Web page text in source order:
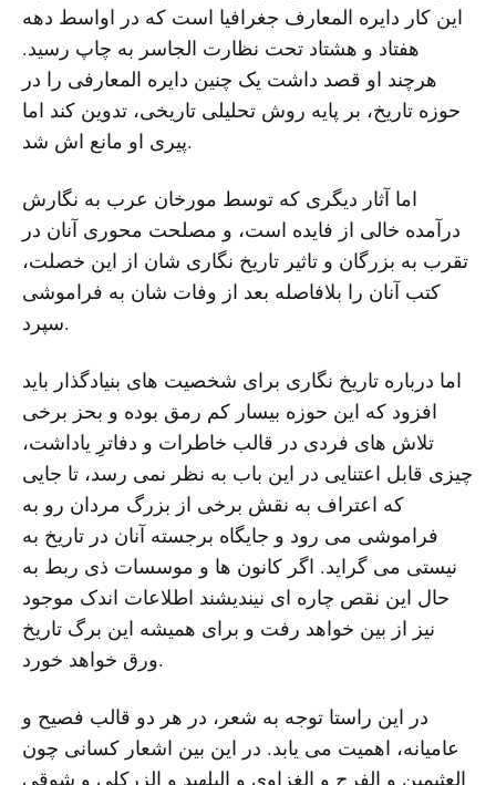
این کار دایره المعارف جغرافیا است که در اواسط دهه
هفتاد و هشتاد تحت نظارت الجاسر به چاپ رسید.
هرچند او قصد داشت یک چنین دایره المعارفی را در
حوزه تاریخ، بر پایه روش تحلیلی تاریخی، تدوین کند اما
پیری او مانع اش شد.
اما آثار دیگری که توسط مورخان عرب به نگارش
درآمده خالی از فایده است، و مصلحت محوری آنان در
تقرب به بزرگان و تاثیر تاریخ نگاری شان از این خصلت،
کتب آنان را بلافاصله بعد از وفات شان به فراموشی
سپرد.
اما درباره تاریخ نگاری برای شخصیت های بنیادگذار باید
افزود که این حوزه بیسار کم رمق بوده و بحز برخی
تلاش های فردی در قالب خاطرات و دفاترِ یاداشت،
چیزی قابل اعتنایی در این باب به نظر نمی رسد، تا جایی
که اعتراف به نقش برخی از بزرگ مردان رو به
فراموشی می رود و جایگاه برجسته آنان در تاریخ به
نیستی می گراید. اگر کانون ها و موسسات ذی ربط به
حال این نقص چاره ای نیندیشند اطلاعات اندک موجود
نیز از بین خواهد رفت و برای همیشه این برگ تاریخ
ورق خواهد خورد.
در این راستا توجه به شعر، در هر دو قالب فصیح و
عامیانه، اهمیت می یابد. در این بین اشعار کسانی چون
العثیمین و الفرج و الغزاوی و البلهید و الزرکلی و شوقی